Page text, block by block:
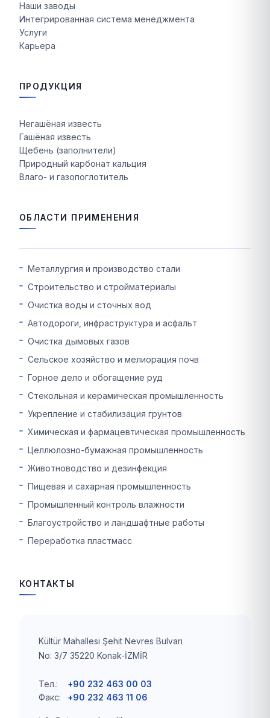
Наши заводы
Интегрированная система менеджмента
Услуги
Карьера
ПРОДУКЦИЯ
Негашёная известь
Гашёная известь
Щебень (заполнители)
Природный карбонат кальция
Влаго- и газопоглотитель
ОБЛАСТИ ПРИМЕНЕНИЯ
Металлургия и производство стали
Строительство и стройматериалы
Очистка воды и сточных вод
Автодороги, инфраструктура и асфальт
Очистка дымовых газов
Сельское хозяйство и мелиорация почв
Горное дело и обогащение руд
Стекольная и керамическая промышленность
Укрепление и стабилизация грунтов
Химическая и фармацевтическая промышленность
Целлюлозно-бумажная промышленность
Животноводство и дезинфекция
Пищевая и сахарная промышленность
Промышленный контроль влажности
Благоустройство и ландшафтные работы
Переработка пластмасс
КОНТАКТЫ
Kültür Mahallesi Şehit Nevres Bulvarı
No: 3/7 35220 Konak-İZMİR
Тел.:
+90 232 463 00 03
Факс:
+90 232 463 11 06